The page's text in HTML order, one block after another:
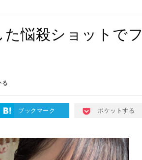
悩殺ショットでフ
る
ブックマーク ポケットする